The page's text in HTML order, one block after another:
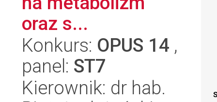
oraz s...
Konkurs: OPUS 14 ,
panel: ST7
Kierownik: dr hab.